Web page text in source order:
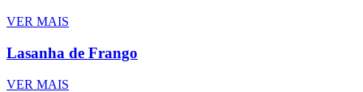
VER MAIS
Lasanha de Frango
VER MAIS